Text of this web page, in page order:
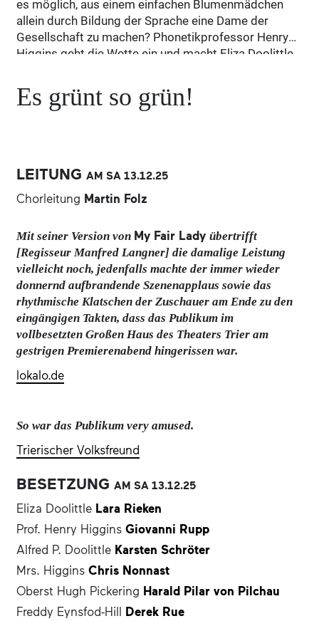
es möglich, aus einem einfachen Blumenmädchen
allein durch Bildung der Sprache eine Dame der
Gesellschaft zu machen? Phonetikprofessor Henry
Higgins geht die Wette ein und macht Eliza Doolittle
wissenschaftlichen Objekt. Tag und Nacht quält er
sie mit absurden Sprachübungen: „Es grünt so grün,
Frage: Wer hat hier wen wie verändert, und was ist es,
seiner eingängigen, abwechslungsreichen und
Tänzen und aufwändiger Ausstattung sind es vor
allem die genialen Dialoge und der charmante Witz,
die aus dem pointiert satirischen Sittengemälde eine
starke Liebesgeschichte entwickeln.
Es grünt so grün!
LEITUNGAM SA13.12.25
Chorleitung Martin Folz
Mit seiner Version von My Fair Ladyübertrifft
[Regisseur Manfred Langner] die damalige Leistung
vielleicht noch, jedenfalls machte der immer wieder
donnernd aufbrandende Szenenapplaus sowie das
rhythmische Klatschen der Zuschauer am Ende zu den
eingängigen Takten, dass das Publikum im
vollbesetzten Großen Haus des Theaters Trier am
gestrigen Premierenabend hingerissen war.
lokalo.de
So war das Publikum very amused.
Trierischer Volksfreund
BESETZUNGAM SA13.12.25
Eliza Doolittle Lara Rieken
Prof. Henry Higgins Giovanni Rupp
Alfred P. Doolittle Karsten Schröter
Mrs. Higgins Chris Nonnast
Oberst Hugh Pickering Harald Pilar von Pilchau
Freddy Eynsfod-Hill
Derek Rue